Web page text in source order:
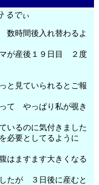
るでぃ
時間後入れ替わるよ
が産後１９日目 ２度
と見ていられるとご報
て やっぱり私が覗き
いるのに気付きました
必要としてるように
はますます大きくなる
たが ３日後に産むと